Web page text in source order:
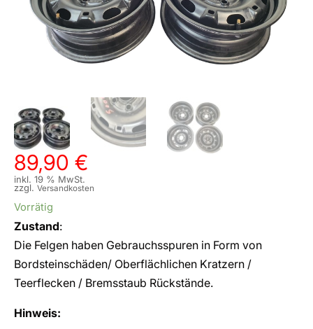
89,90 €
inkl. 19 % MwSt.
zzgl. Versandkosten
Vorrätig
Zustand:
Die Felgen haben Gebrauchsspuren in Form von
Bordsteinschäden/ Oberflächlichen Kratzern /
Teerflecken / Bremsstaub Rückstände.
Hinweis: